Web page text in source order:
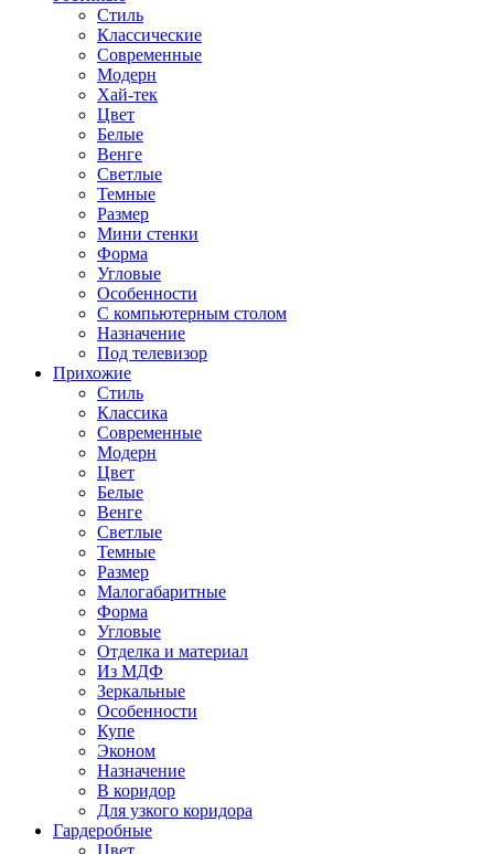
Стиль
Классические
Современные
Модерн
Хай-тек
Цвет
Белые
Венге
Светлые
Темные
Размер
Мини стенки
Форма
Угловые
Особенности
С компьютерным столом
Назначение
Под телевизор
Прихожие
Стиль
Классика
Современные
Модерн
Цвет
Белые
Венге
Светлые
Темные
Размер
Малогабаритные
Форма
Угловые
Отделка и материал
Из МДФ
Зеркальные
Особенности
Купе
Эконом
Назначение
В коридор
Для узкого коридора
Гардеробные
Цвет